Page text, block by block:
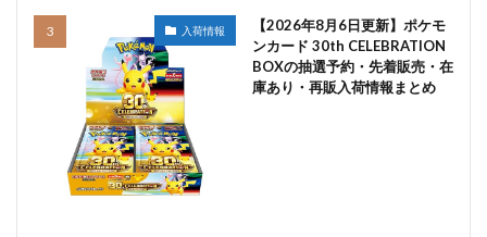
入荷情報
【2026年8月6日更新】ポケモ
ンカード 30th CELEBRATION
BOXの抽選予約・先着販売・在
庫あり・再販入荷情報まとめ